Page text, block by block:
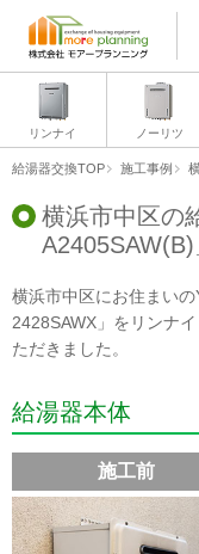
リンナイ ノーリツ
給湯器交換TOP 施工事例
横浜市中区の
A2405SAW(B)
横浜市中区にお住まい
2428SAWX」をリンナ
ただきました。
給湯器本体
施工前